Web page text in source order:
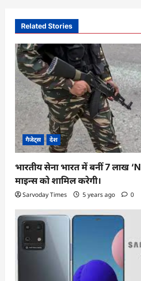
g
a
o
n
Related Stories
गैजेट्स देश
भारतीय सेना भारत में बनीं 7 लाख
माइन्स को शामिल करेगी।
Sarvoday Times 5 years ago 0